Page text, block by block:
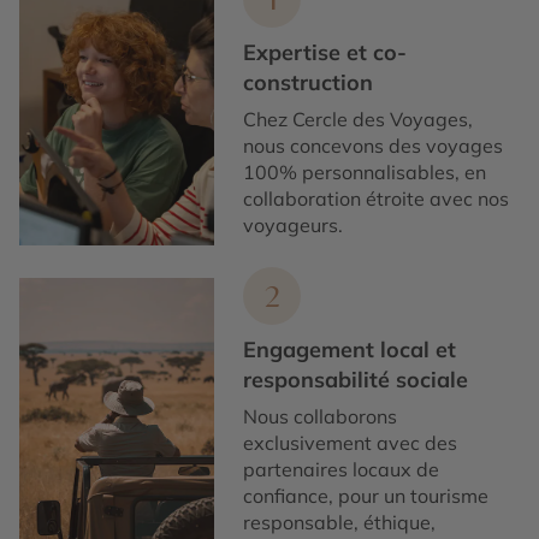
Expertise et co-
construction
Chez Cercle des Voyages,
nous concevons des voyages
100% personnalisables, en
collaboration étroite avec nos
voyageurs.
2
Engagement local et
responsabilité sociale
Nous collaborons
exclusivement avec des
partenaires locaux de
confiance, pour un tourisme
responsable, éthique,